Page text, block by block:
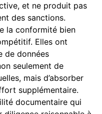
et ne produit pas
des sanctions.
la conformité bien
Elles ont
de données
seulement de
mais d’absorber
supplémentaire.
documentaire qui